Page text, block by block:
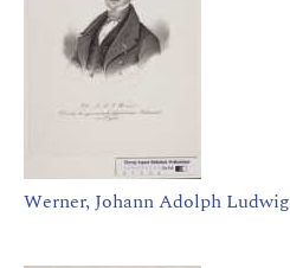
Werner, Johann Adolph Ludwig